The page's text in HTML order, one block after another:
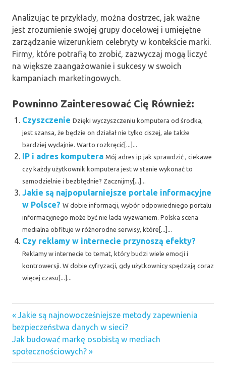
Analizując te przykłady, można dostrzec, jak ważne
jest zrozumienie swojej grupy docelowej i umiejętne
zarządzanie wizerunkiem celebryty w kontekście marki.
Firmy, które potrafią to zrobić, zazwyczaj mogą liczyć
na większe zaangażowanie i sukcesy w swoich
kampaniach marketingowych.
Powninno Zainteresować Cię Również:
Czyszczenie Dzięki wyczyszczeniu komputera od środka,
jest szansa, że będzie on działał nie tylko ciszej, ale także
bardziej wydajnie. Warto rozkręcić[...]...
IP i adres komputera Mój adres ip jak sprawdzić , ciekawe
czy każdy użytkownik komputera jest w stanie wykonać to
samodzielnie i bezbłędnie? Zacznijmy[...]...
Jakie są najpopularniejsze portale informacyjne
w Polsce? W dobie informacji, wybór odpowiedniego portalu
informacyjnego może być nie lada wyzwaniem. Polska scena
medialna obfituje w różnorodne serwisy, które[...]...
Czy reklamy w internecie przynoszą efekty?
Reklamy w internecie to temat, który budzi wiele emocji i
kontrowersji. W dobie cyfryzacji, gdy użytkownicy spędzają coraz
więcej czasu[...]...
Nawigacja
wpisu
Previous
Post:
Jakie są najnowocześniejsze metody zapewnienia
bezpieczeństwa danych w sieci?
Next
Post:
Jak budować markę osobistą w mediach
społecznościowych?